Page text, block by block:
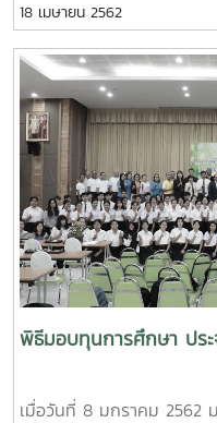
พระบาทสมเด็จพระปรมินท
ประสบการณ์ตรงจากการศึ
ตลอดจนสามารถนำสิ่งที่ได้จ
การดำเนินชีวิตประจำวันได้
เก่าสัมพันธ์ และนักศึกษาที่
โครงการชั่งหัวมันตามพระร
อัมพวา ชัยพัฒนานุรักษ์ จัง
โครงการอันเนื่องมาจากโค
18 เมษายน 2562
พิธีมอบทุนการศึกษา ประ
เมื่อวันที่ 8 มกราคม 2562